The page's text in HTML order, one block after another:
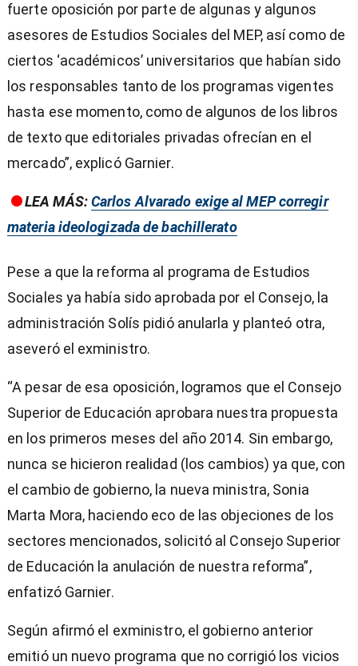
fuerte oposición por parte de algunas y algunos
asesores de Estudios Sociales del MEP, así como de
ciertos ‘académicos’ universitarios que habían sido
los responsables tanto de los programas vigentes
hasta ese momento, como de algunos de los libros
de texto que editoriales privadas ofrecían en el
mercado”, explicó Garnier.
LEA MÁS:Carlos Alvarado exige al MEP corregir
materia ideologizada de bachillerato
Pese a que la reforma al programa de Estudios
Sociales ya había sido aprobada por el Consejo, la
administración Solís pidió anularla y planteó otra,
aseveró el exministro.
“A pesar de esa oposición, logramos que el Consejo
Superior de Educación aprobara nuestra propuesta
en los primeros meses del año 2014. Sin embargo,
nunca se hicieron realidad (los cambios) ya que, con
el cambio de gobierno, la nueva ministra, Sonia
Marta Mora, haciendo eco de las objeciones de los
sectores mencionados, solicitó al Consejo Superior
de Educación la anulación de nuestra reforma”,
enfatizó Garnier.
Según afirmó el exministro, el gobierno anterior
emitió un nuevo programa que no corrigió los vicios